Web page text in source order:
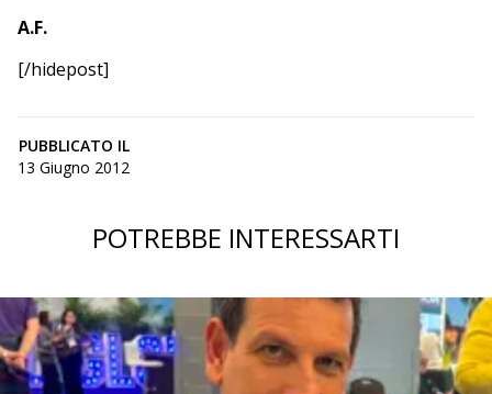
A.F.
[/hidepost]
PUBBLICATO IL
13 Giugno 2012
POTREBBE INTERESSARTI